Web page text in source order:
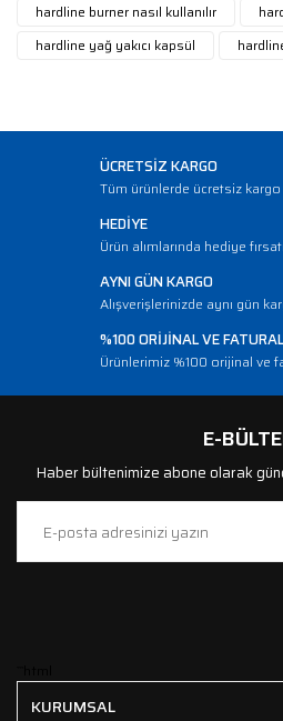
hardline burner nasıl kullanılır
hardline yağ yakıcı kapsül
ÜCRETSİZ KARGO
Tüm ürünlerde ücretsiz kargo
HEDİYE
Ürün alımlarında hediye fırsatı
AYNI GÜN KARGO
Alışverişlerinizde aynı gün
%100 ORİJİNAL VE
Ürünlerimiz %100 orijinal ve
E-
Haber bültenimize abone olarak
KURUMSAL